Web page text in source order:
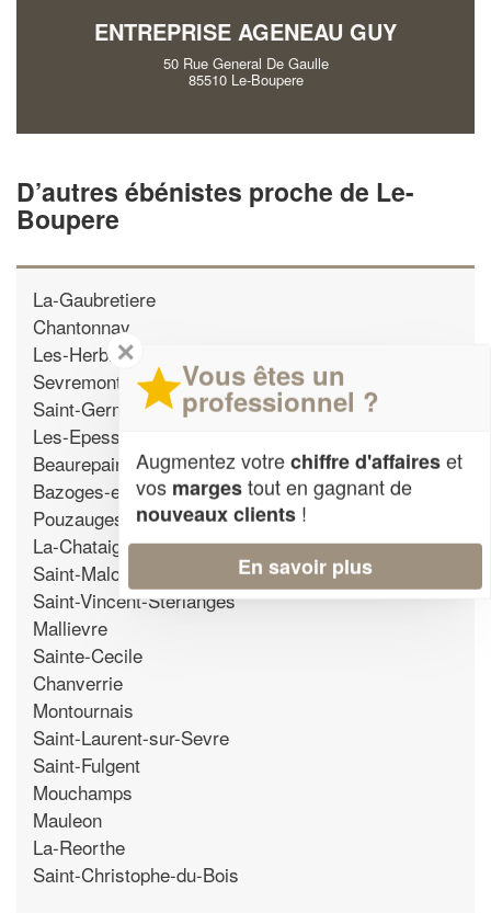
ENTREPRISE AGENEAU GUY
50 Rue General De Gaulle
85510 Le-Boupere
D’autres ébénistes proche de Le-
Boupere
La-Gaubretiere
Chantonnay
Les-Herbiers
Sevremont
Saint-Germain-de-Princay
Les-Epesses
Beaurepaire
Bazoges-en-Pareds
Pouzauges
La-Chataigneraie
Saint-Malo-du-Bois
Saint-Vincent-Sterlanges
Mallievre
Sainte-Cecile
Chanverrie
Montournais
Saint-Laurent-sur-Sevre
Saint-Fulgent
Mouchamps
Mauleon
La-Reorthe
Saint-Christophe-du-Bois
✕
Vous êtes un
professionnel ?
Augmentez votrechiffre d'affaireset
vos margestout en gagnant de
nouveaux clients !
En savoir plus